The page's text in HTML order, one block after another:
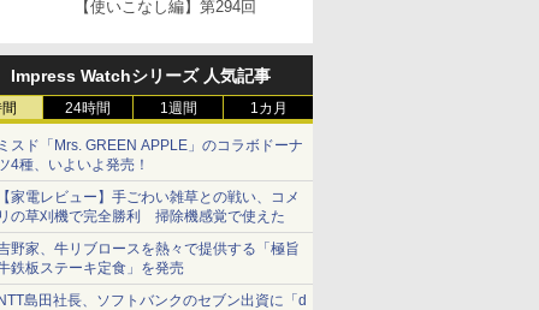
【使いこなし編】第294回
Impress Watchシリーズ 人気記事
24時間 1週間 1カ月
スド「Mrs. GREEN APPLE」のコラボドーナ
4種、いよいよ発売！
家電レビュー】手ごわい雑草との戦い、コメ
の草刈機で完全勝利 掃除機感覚で使えた
野家、牛リブロースを熱々で提供する「極旨
鉄板ステーキ定食」を発売
島田社長、ソフトバンクのセブン出資に「d